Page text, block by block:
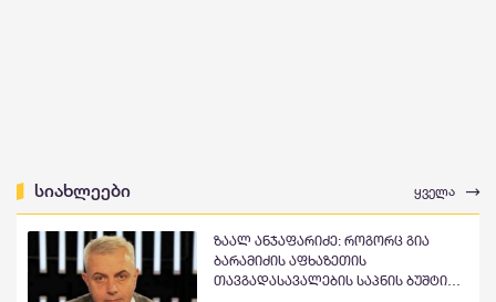
სიახლეები ყველა
ზაალ ანჯაფარიძე: როგორც გია
ბარამიძის აფხაზეთის
თავგადასავალების საპნის ბუშტი